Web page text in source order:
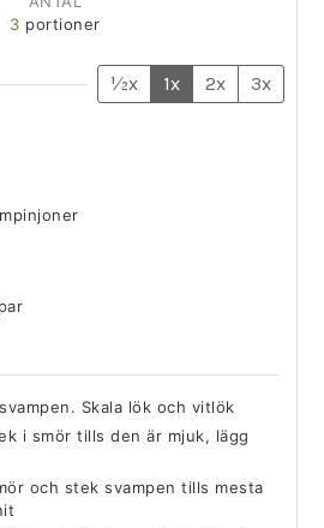
3 portioner
½x 1x 2x 3x
Skala lök och vitlök
i smör tills den är mjuk, lägg
och stek svampen tills mesta